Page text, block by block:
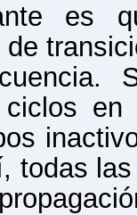
es
ciclos
todas